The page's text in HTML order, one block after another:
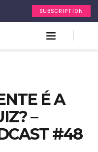
SUBSCRIPTION
É A
–
#48